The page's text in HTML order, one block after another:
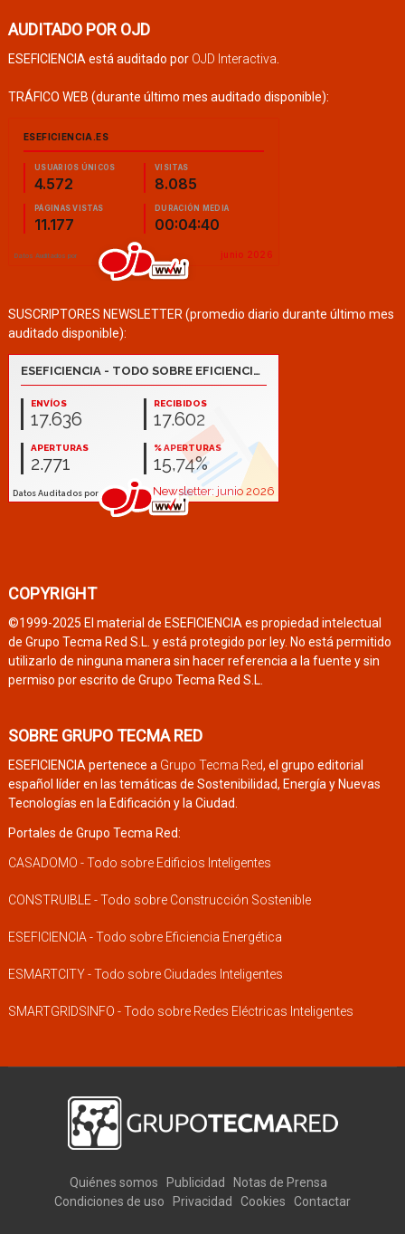
AUDITADO POR OJD
ESEFICIENCIA está auditado por OJD Interactiva
TRÁFICO WEB (durante último mes auditado disponible):
SUSCRIPTORES NEWSLETTER (promedio diario durante último mes
auditado disponible):
COPYRIGHT
©1999-2025 El material de ESEFICIENCIA es propiedad intelectual
de Grupo Tecma Red S.L. y está protegido por ley. No está permitido
utilizarlo de ninguna manera sin hacer referencia a la fuente y sin
permiso por escrito de Grupo Tecma Red S.L.
SOBRE GRUPO TECMA RED
ESEFICIENCIA pertenece a Grupo Tecma Red, el grupo editorial
español líder en las temáticas de Sostenibilidad, Energía y Nuevas
Tecnologías en la Edificación y la Ciudad.
Portales de Grupo Tecma Red:
CASADOMO - Todo sobre Edificios Inteligentes
CONSTRUIBLE - Todo sobre Construcción Sostenible
ESEFICIENCIA - Todo sobre Eficiencia Energética
ESMARTCITY - Todo sobre Ciudades Inteligentes
SMARTGRIDSINFO - Todo sobre Redes Eléctricas Inteligentes
Quiénes somos Publicidad
Notas de Prensa
Condiciones de uso
Privacidad Cookies Contactar